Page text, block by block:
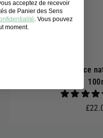
Parfum d'ambiance
acceptez de recevoir
de Panier des Sens
. Vous pouvez
moment.